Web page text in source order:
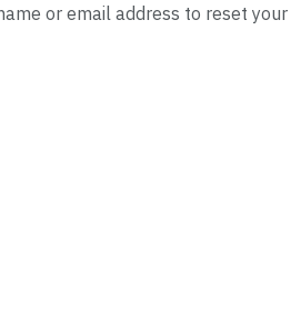
or email address to reset your